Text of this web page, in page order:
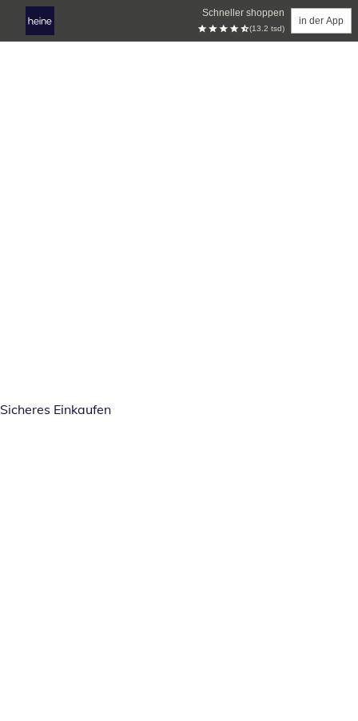
Schneller shoppen
(13.2 tsd)
in der App
Sicheres Einkaufen